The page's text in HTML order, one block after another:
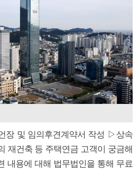
장 및 임의후견계약서 작성 ▷상속
재건축 등 주택연금 고객이 궁금해
내용에 대해 법무법인을 통해 무료